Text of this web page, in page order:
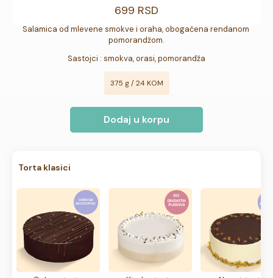
699 RSD
Salamica od mlevene smokve i oraha, obogaćena rendanom
pomorandžom.
Sastojci : smokva, orasi, pomorandža
375 g / 24 KOM
Dodaj u korpu
Torta klasici